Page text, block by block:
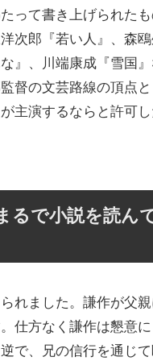
って書き上げられたも
次郎『若い人』、森
』、川端康成『雪国
督の文芸路線の頂点
主演するならと許可し
るで小説を読ん
れました。謙作が父
仕方なく謙作は懇意
で、兄の信行を通じ